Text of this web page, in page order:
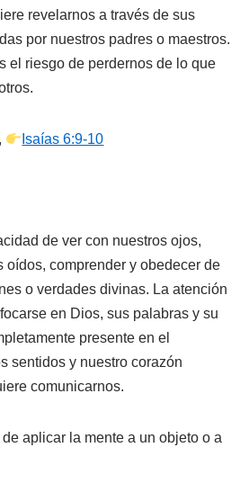
revelarnos a través de sus
por nuestros padres o maestros.
el riesgo de perdernos de lo que
, Isaías 6:9-10
de ver con nuestros ojos,
oídos, comprender y obedecer de
o verdades divinas. La atención
en Dios, sus palabras y su
presente en el
sentidos y nuestro corazón
comunicarnos.
aplicar la mente a un objeto o a